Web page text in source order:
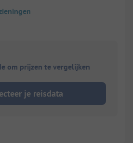
om prijzen te vergelijken
je reisdata